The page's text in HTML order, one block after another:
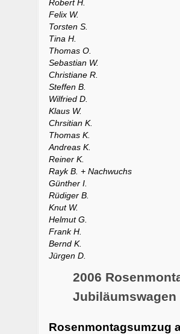
Robert H.
Felix W.
Torsten S.
Tina H.
Thomas O.
Sebastian W.
Christiane R.
Steffen B.
Wilfried D.
Klaus W.
Chrsitian K.
Thomas K.
Andreas K.
Reiner K.
Rayk B. + Nachwuchs
Günther I.
Rüdiger B.
Knut W.
Helmut G.
Frank H.
Bernd K.
Jürgen D.
2006
Jubiläumswagen
Rosenmontagsumzug